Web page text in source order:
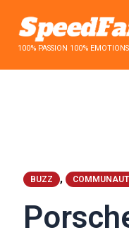
contenu100% PASSION 100% EMOTIONS
BUZZ ,